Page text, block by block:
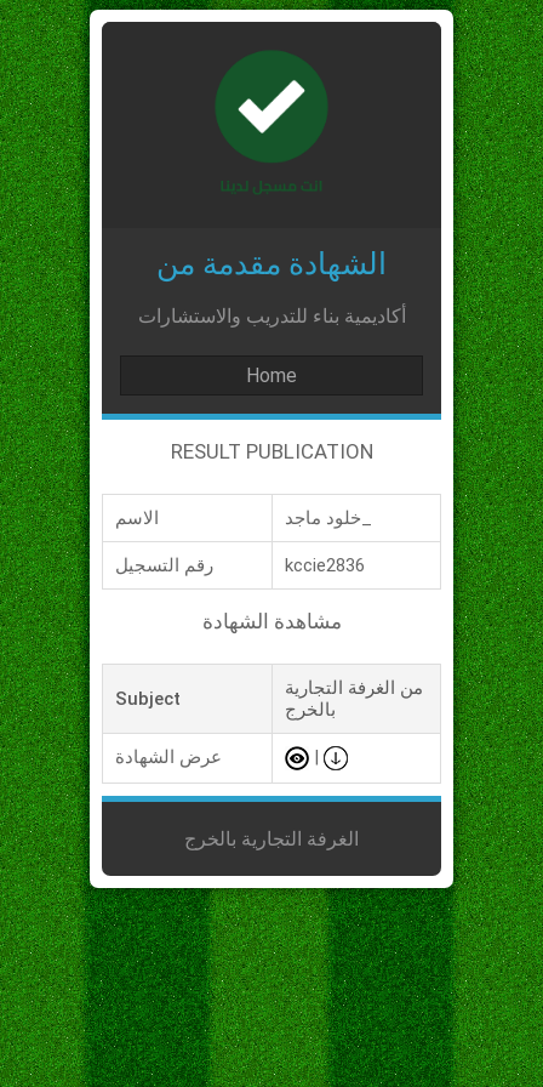
الشهادة مقدمة من
أكاديمية بناء للتدريب والاستشارات
Home
RESULT PUBLICATION
الاسم
رقم التسجيل kccie2836
مشاهدة الشهادة
Subject
من الغرفة التجارية
بالخرج
عرض الشهادة
الغرفة التجارية بالخرج